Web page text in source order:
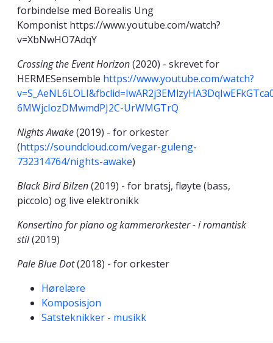
forbindelse med Borealis Ung
Komponist https://www.youtube.com/watch?
v=XbNwHO7AdqY
Crossing the Event Horizon(2020) - skrevet for
HERMESensemble https://www.youtube.com/watch?
6MWjcIozDMwmdPJ2C-UrWMGTrQ
Nights Awake(2019) - for orkester
(https://soundcloud.com/vegar-guleng-
732314764/nights-awake)
Black Bird Bilzen(2019) - for bratsj, fløyte (bass,
piccolo) og live elektronikk
Konsertino for piano og kammerorkester - i romantisk
stil(2019)
Pale Blue Dot(2018) - for orkester
Kompetanseord
Hørelære
Komposisjon
Satsteknikker - musikk